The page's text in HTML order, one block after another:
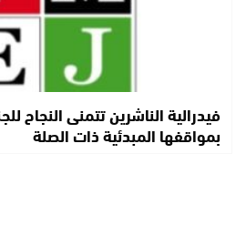
فيدرالية الناشرين تتمنى النجاح
بمواقفها المبدئية ذات الصلة